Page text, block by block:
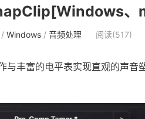
/ Windows / 音频处理 阅读(517)
与丰富的电平表实现直观的声音